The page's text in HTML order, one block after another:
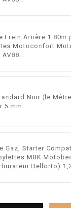
Frein Arrière 1.80m
Motoconfort
AV88...
Noir (le
5 mm
Gaz, Starter
MBK
Dellorto)